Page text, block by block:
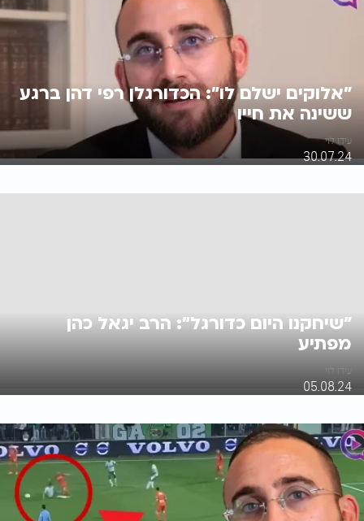
"אלוקים ישלם לו": הכדורגלן רפי דהן ברגע
ששינה את חייו
עידו לוי
30.07.24
"שיחקנו היום כדורגל": הרב יגאל כהן
מפתיע
עידו לוי
05.08.24